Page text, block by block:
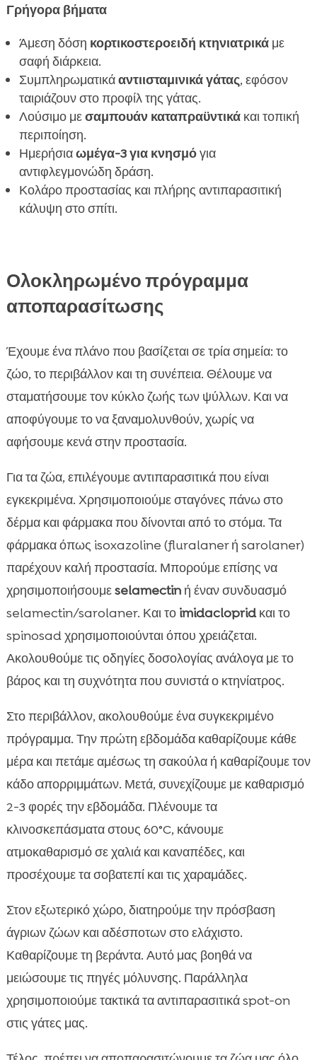
Γρήγορα βήματα
Άμεση δόση κορτικοστεροειδή κτηνιατρικάμε
σαφή διάρκεια.
Συμπληρωματικάαντιισταμινικά γάτας, εφόσον
ταιριάζουν στο προφίλ της γάτας.
Λούσιμο μεσαμπουάν καταπραϋντικάκαι τοπική
περιποίηση.
Ημερήσιαωμέγα-3 για κνησμόγια
αντιφλεγμονώδη δράση.
Κολάρο προστασίας και πλήρης αντιπαρασιτική
κάλυψη στο σπίτι.
Ολοκληρωμένο πρόγραμμα
αποπαρασίτωσης
Έχουμε ένα πλάνο που βασίζεται σε τρία σημεία: το
ζώο, το περιβάλλον και τη συνέπεια. Θέλουμε να
σταματήσουμε τον κύκλο ζωής των ψύλλων. Και να
αποφύγουμε το να ξαναμολυνθούν, χωρίς να
αφήσουμε κενά στην προστασία.
Για τα ζώα, επιλέγουμε αντιπαρασιτικά που είναι
εγκεκριμένα. Χρησιμοποιούμε σταγόνες πάνω στο
δέρμα και φάρμακα που δίνονται από το στόμα. Τα
φάρμακα όπως isoxazoline (fluralaner ή sarolaner)
παρέχουν καλή προστασία. Μπορούμε επίσης να
χρησιμοποιήσουμεselamectinή έναν συνδυασμό
selamectin/sarolaner. Και το imidaclopridκαι το
spinosad χρησιμοποιούνται όπου χρειάζεται.
Ακολουθούμε τις οδηγίες δοσολογίας ανάλογα με το
βάρος και τη συχνότητα που συνιστά ο κτηνίατρος.
Στο περιβάλλον, ακολουθούμε ένα συγκεκριμένο
πρόγραμμα. Την πρώτη εβδομάδα καθαρίζουμε κάθε
μέρα και πετάμε αμέσως τη σακούλα ή καθαρίζουμε τον
κάδο απορριμμάτων. Μετά, συνεχίζουμε με καθαρισμό
2-3 φορές την εβδομάδα. Πλένουμε τα
κλινοσκεπάσματα στους 60°C, κάνουμε
ατμοκαθαρισμό σε χαλιά και καναπέδες, και
προσέχουμε τα σοβατεπί και τις χαραμάδες.
Στον εξωτερικό χώρο, διατηρούμε την πρόσβαση
άγριων ζώων και αδέσποτων στο ελάχιστο.
Καθαρίζουμε τη βεράντα. Αυτό μας βοηθά να
μειώσουμε τις πηγές μόλυνσης. Παράλληλα
χρησιμοποιούμε τακτικά τα αντιπαρασιτικά spot-on
στις γάτες μας.